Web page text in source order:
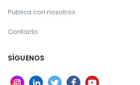
Publica con nosotros
Contacto
SÍGUENOS